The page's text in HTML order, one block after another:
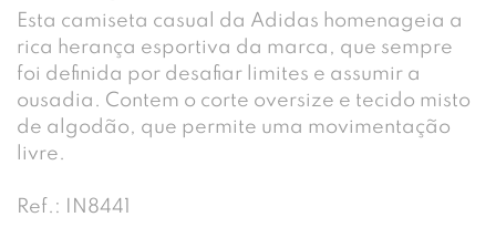
Esta camiseta casual da Adidas homenageia a
rica herança esportiva da marca, que sempre
foi definida por desafiar limites e assumir a
ousadia. Contem o corte oversize e tecido misto
de algodão, que permite uma movimentação
livre.
Ref.: IN8441